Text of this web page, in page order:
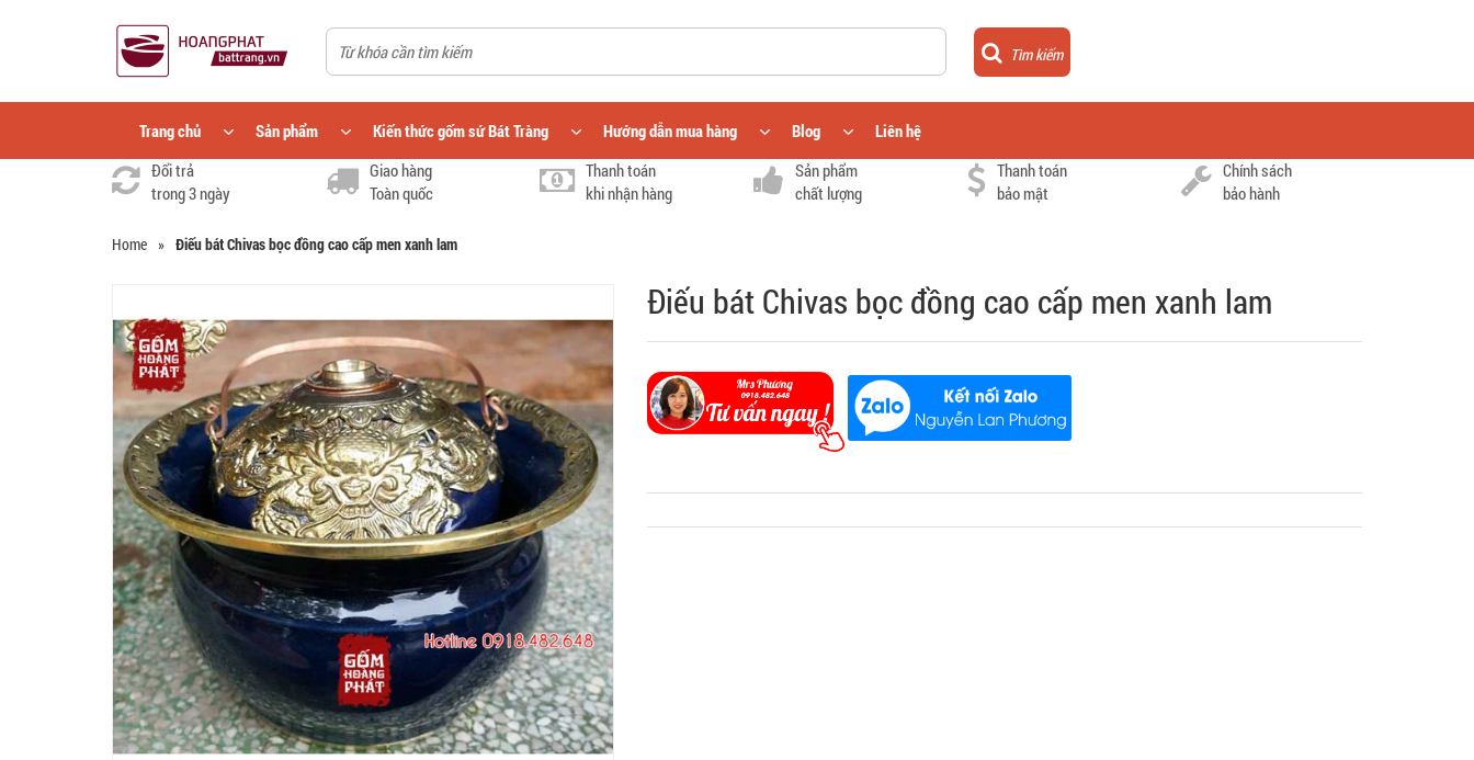
Tìm kiếm
Trang chủ Sản phẩm Kiến thức gốm sứ Bát Tràng Hướng dẫn mua hàng Blog
Liên hệ
Đổi trả
trong 3 ngày
Giao hàng
Toàn quốc
Thanh toán
khi nhận hàng
Sản phẩm
chất lượng
Thanh toán
bảo mật
Chính sách
bảo hành
Home » Điếu bát Chivas bọc đồng cao cấp men xanh lam
Điếu bát Chivas bọc đồng cao cấp men xanh lam